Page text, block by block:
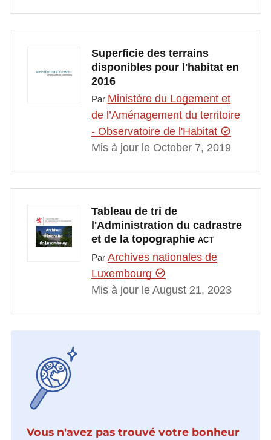
Superficie des terrains
disponibles pour l'habitat en
2016
Par Ministère du Logement et
de l’Aménagement du territoire
- Observatoire de l'Habitat
Mis à jour le October 7, 2019
Tableau de tri de
l'Administration du cadrastre
et de la topographie ACT
Par Archives nationales de
Luxembourg
Mis à jour le August 21, 2023
Vous n'avez pas trouvé votre bonheur